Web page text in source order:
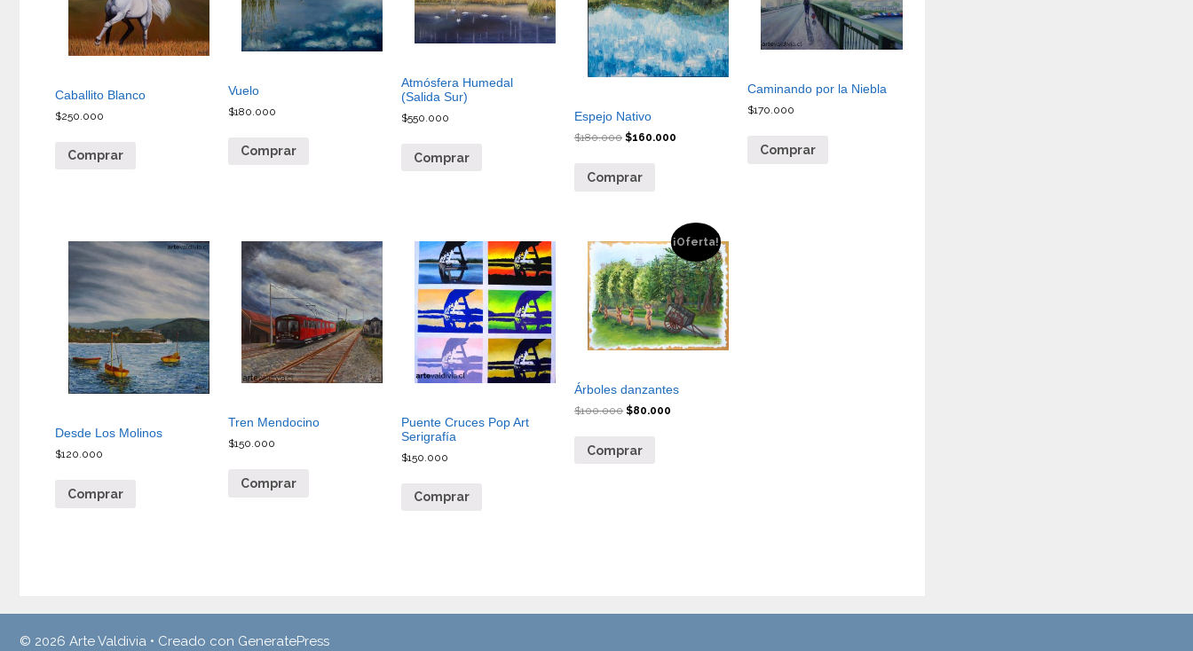
Caballito Blanco
$250.000
Comprar
Vuelo
$180.000
Comprar
Atmósfera Humedal
(Salida Sur)
$550.000
Comprar
Espejo Nativo
$180.000 $160.000
Comprar
Caminando por la Niebla
$170.000
Comprar
Desde Los Molinos
$120.000
Comprar
Tren Mendocino
$150.000
Comprar
Puente Cruces Pop Art
Serigrafía
$150.000
Comprar
¡Oferta!
Árboles danzantes
$100.000 $80.000
Comprar
© 2026 Arte Valdivia • Creado con GeneratePress